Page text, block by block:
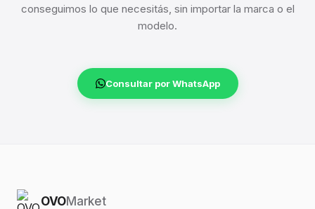
conseguimos lo que necesitás, sin importar la marca o el
modelo.
Consultar por WhatsApp
OVOMarket